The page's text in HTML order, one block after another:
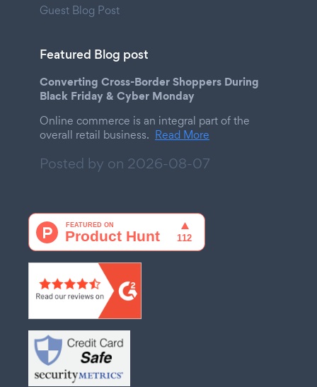
Guest Blog Post
Featured Blog post
Converting Cross-Border Shoppers During
Black Friday & Cyber Monday
Online commerce is an integral part of the
overall retail business. Read More
Posted by on 2026-08-07